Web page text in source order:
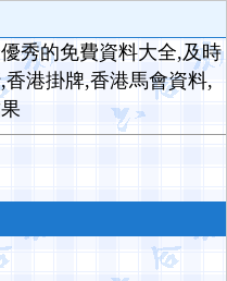
秀的免費資料大全,及時
港掛牌,香港馬會資料,